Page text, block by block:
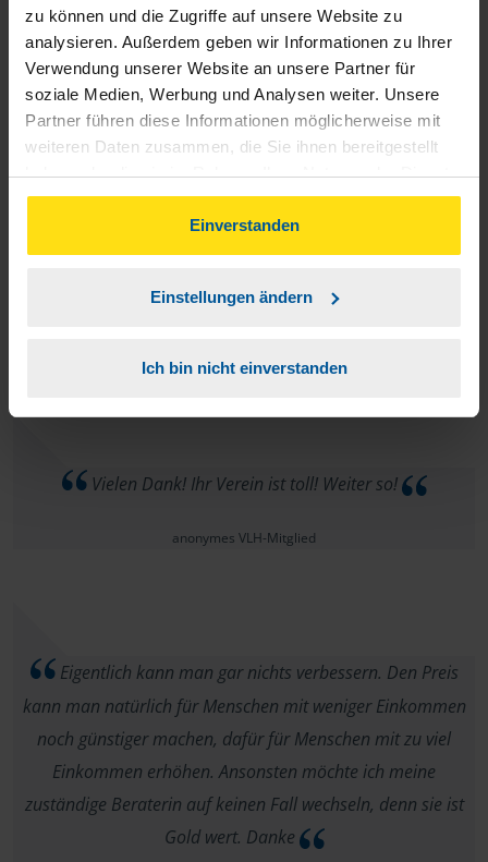
zu können und die Zugriffe auf unsere Website zu
analysieren. Außerdem geben wir Informationen zu Ihrer
Verwendung unserer Website an unsere Partner für
soziale Medien, Werbung und Analysen weiter. Unsere
Partner führen diese Informationen möglicherweise mit
weiteren Daten zusammen, die Sie ihnen bereitgestellt
haben oder die sie im Rahmen Ihrer Nutzung der Dienste
gesammelt haben. Indem Sie auf Einverstanden klicken,
können Sie der Verwendung von Cookies, gemäß
unserer➔ Datenschutzrichtliniezustimmen.
Einverstanden
Einstellungen ändern
Ich bin nicht einverstanden
möchte ich mich bei meiner Beraterin M. Fietkau nochmals
bedanken. Mit einem guten Gefühl werde ich die Vereinigte
Lohnsteuerhilfe e.V. weiterempfehlen. Beste Grüße
Claudia Demharter
Sehr kompetente Beratung durch Frau Fietkau. Ich fühle
mich bestens vertreten. Vielen Dank dafür. E.Mertens
Vielen Dank! Ihr Verein ist toll! Weiter so!
anonymes VLH-Mitglied
Eigentlich kann man gar nichts verbessern. Den Preis
kann man natürlich für Menschen mit weniger Einkommen
noch günstiger machen, dafür für Menschen mit zu viel
Einkommen erhöhen. Ansonsten möchte ich meine
zuständige Beraterin auf keinen Fall wechseln, denn sie ist
Gold wert. Danke